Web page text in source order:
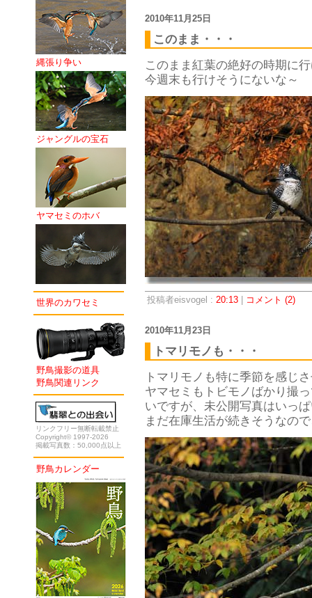
縄張り争い
ジャングルの宝石
ヤマセミのホバ
世界のカワセミ
野鳥撮影の道具
野鳥関連リンク
リンクフリー無断転載禁止
Copyright© 1997-2026
掲載写真数：50,000点以上
野鳥カレンダー
2010年11月25日
このまま・・・
このまま紅葉の絶好の時期に
今週末も行けそうにないな～
投稿者eisvogel : 20:13| コメント (2)
2010年11月23日
トマリモノも・・・
トマリモノも特に季節を感じ
ヤマセミもトビモノばかり撮
いですが、未公開写真はいっ
まだ在庫生活が続きそうなの